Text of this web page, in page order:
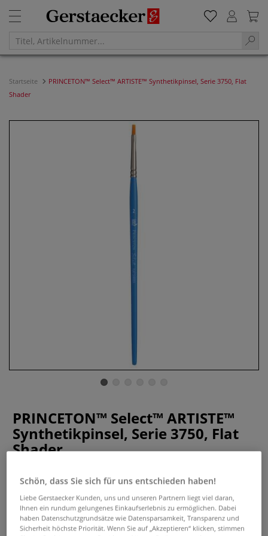
Startseite
PRINCETON™ Select™ ARTISTE™ Synthetikpinsel, Serie 3750, Flat
Shader
PRINCETON™ Select™ ARTISTE™
Synthetikpinsel, Serie 3750, Flat
Shader
PRINCETON™ Select™ ARTISTE™ Synthetikpinsel sind ideal
für Öl-, Acryl- und Aquarellfarben. Langlebig und
zuverlässig mit einem tollen Preis-Leistungs-Verhältnis.
Schön, dass Sie sich für uns entschieden haben!
Liebe Gerstaecker Kunden, uns und unseren Partnern liegt viel daran,
Ihnen ein rundum gelungenes Einkaufserlebnis zu ermöglichen. Dabei
haben Datenschutzgrundsätze wie Datensparsamkeit, Transparenz und
Sicherheit höchste Priorität. Wenn Sie auf „Akzeptieren“ klicken, stimmen